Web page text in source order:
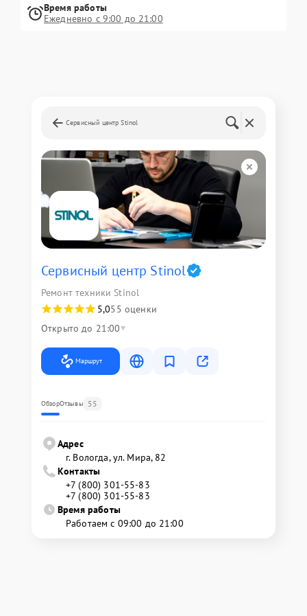
Время работы
Ежедневно с 9:00 до 21:00
Сервисный центр Stinol
Сервисный центр Stinol
Ремонт техники Stinol
5,055 оценки
Открыто до 21:00
Маршрут
ОбзорОтзывы 55
Адрес
г. Вологда, ул. Мира, 82
Контакты
+7 (800) 301-55-83
+7 (800) 301-55-83
Время работы
Работаем с 09:00 до 21:00